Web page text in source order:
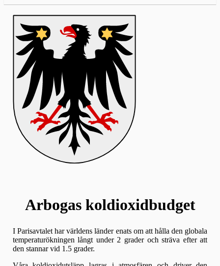
Arbogas koldioxidbudget
I Parisavtalet har världens länder enats om att hålla den globala
temperaturökningen långt under 2 grader och sträva efter att
den stannar vid 1.5 grader.